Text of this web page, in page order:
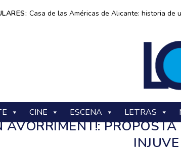
Casa de las Américas de Alicante: historia de
CINE ESCENA LETRAS
AVORRIMENT!: